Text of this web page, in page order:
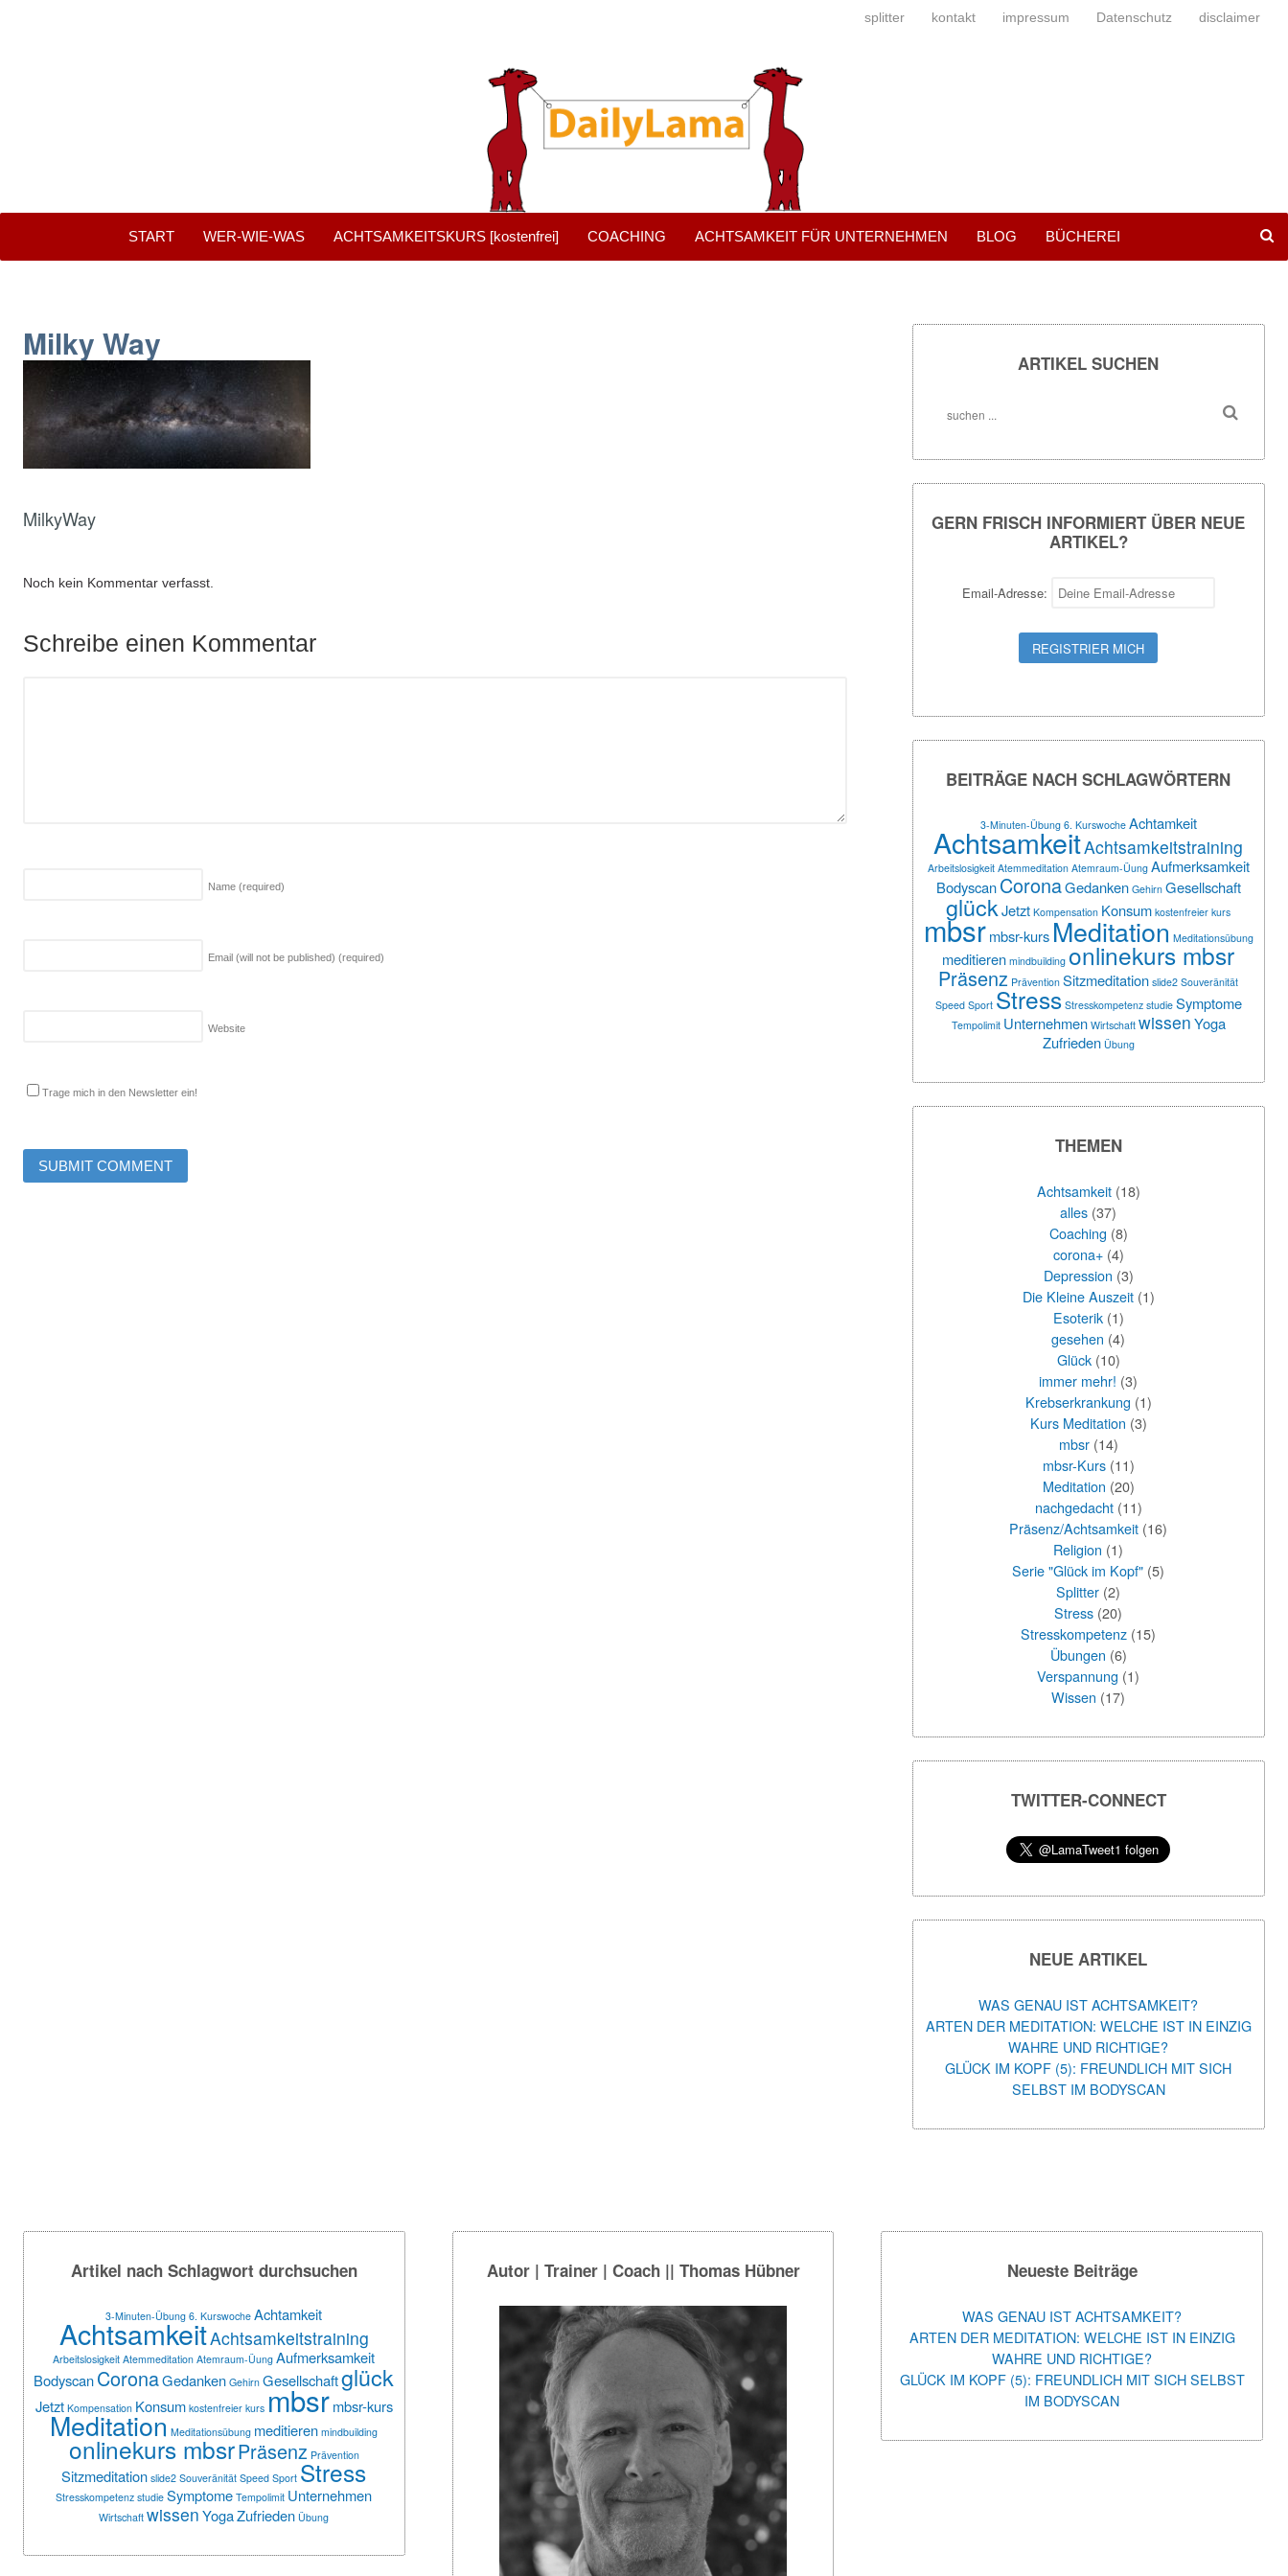
splitter kontakt impressum Datenschutz disclaimer
START WER-WIE-WAS ACHTSAMKEITSKURS [kostenfrei] COACHING ACHTSAMKEIT FÜR UNTERNEHMEN BLOG BÜCHEREI
Milky Way
MilkyWay
Noch kein Kommentar verfasst.
Schreibe einen Kommentar
Name(required)
Email (will not be published)(required)
Website
Trage mich in den Newsletter ein!
ARTIKEL SUCHEN
GERN FRISCH INFORMIERT ÜBER NEUE
ARTIKEL?
Email-Adresse:
BEITRÄGE NACH SCHLAGWÖRTERN
3-Minuten-Übung 6. Kurswoche Achtamkeit
AchtsamkeitAchtsamkeitstraining
Arbeitslosigkeit Atemmeditation Atemraum-Üung Aufmerksamkeit
BodyscanCoronaGedanken Gehirn Gesellschaft
glückJetzt Kompensation Konsum kostenfreier kurs
mbsrmbsr-kurs Meditation Meditationsübung
meditieren mindbuilding onlinekurs mbsr
Präsenz Prävention Sitzmeditation slide2 Souveränität
Speed Sport Stress Stresskompetenz studie Symptome
Tempolimit Unternehmen Wirtschaft wissenYoga
Zufrieden Übung
THEMEN
Achtsamkeit(18)
alles (37)
Coaching (8)
corona+(4)
Depression (3)
Die Kleine Auszeit(1)
Esoterik(1)
gesehen (4)
Glück(10)
immer mehr! (3)
Krebserkrankung (1)
Kurs Meditation (3)
mbsr(14)
mbsr-Kurs(11)
Meditation (20)
nachgedacht(11)
Präsenz/Achtsamkeit (16)
Religion (1)
Serie "Glück im Kopf" (5)
Splitter (2)
Stress (20)
Stresskompetenz (15)
Übungen (6)
Verspannung (1)
Wissen (17)
TWITTER-CONNECT
NEUE ARTIKEL
WAS GENAU IST ACHTSAMKEIT?
ARTEN DER MEDITATION: WELCHE IST IN EINZIG
WAHRE UND RICHTIGE?
GLÜCK IM KOPF (5): FREUNDLICH MIT SICH
SELBST IM BODYSCAN
Artikel nach Schlagwort durchsuchen
3-Minuten-Übung 6. Kurswoche Achtamkeit
AchtsamkeitAchtsamkeitstraining
Arbeitslosigkeit Atemmeditation Atemraum-Üung Aufmerksamkeit
BodyscanCoronaGedanken Gehirn Gesellschaftglück
Jetzt Kompensation Konsum kostenfreier kurs mbsrmbsr-kurs
Meditation Meditationsübung meditieren mindbuilding
onlinekurs mbsrPräsenz Prävention
Sitzmeditation slide2 Souveränität Speed Sport Stress
Stresskompetenz studie Symptome Tempolimit Unternehmen
Wirtschaft wissen YogaZufrieden Übung
Autor | Trainer | Coach || Thomas Hübner Neueste Beiträge
WAS GENAU IST ACHTSAMKEIT?
ARTEN DER MEDITATION: WELCHE IST IN EINZIG
WAHRE UND RICHTIGE?
GLÜCK IM KOPF (5): FREUNDLICH MIT SICH SELBST
IM BODYSCAN